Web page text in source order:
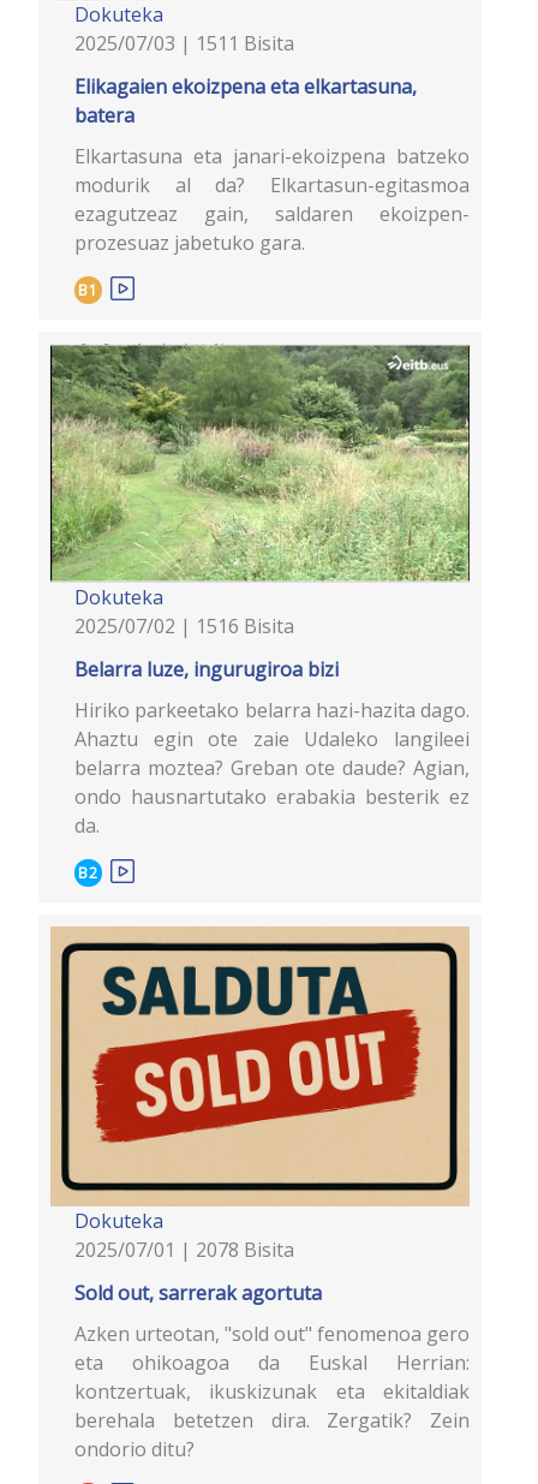
Dokuteka
2025/07/03 | 1511 Bisita
Elikagaien ekoizpena eta elkartasuna,
batera
Elkartasuna eta janari-ekoizpena batzeko
modurik al da? Elkartasun-egitasmoa
ezagutzeaz gain, saldaren ekoizpen-
prozesuaz jabetuko gara.
B1
Dokuteka
2025/07/02 | 1516 Bisita
Belarra luze, ingurugiroa bizi
Hiriko parkeetako belarra hazi-hazita dago.
Ahaztu egin ote zaie Udaleko langileei
belarra moztea? Greban ote daude? Agian,
ondo hausnartutako erabakia besterik ez
da.
B2
Dokuteka
2025/07/01 | 2078 Bisita
Sold out, sarrerak agortuta
Azken urteotan, "sold out" fenomenoa gero
eta ohikoagoa da Euskal Herrian:
kontzertuak, ikuskizunak eta ekitaldiak
berehala betetzen dira. Zergatik? Zein
ondorio ditu?